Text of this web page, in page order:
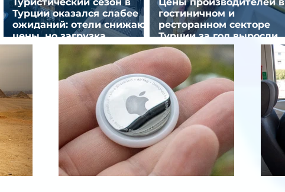
Турции оказался слабее
ожиданий: отели снижают
цены, но загрузка
остается низкой
гостиничном и
ресторанном секторе
Турции за год выросли
почти на 32%